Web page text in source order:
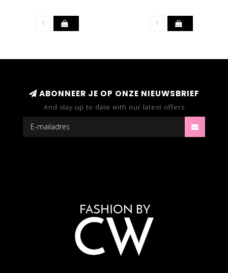
ABONNEER JE OP ONZE NIEUWSBRIEF
And stay up to date with our latest offers